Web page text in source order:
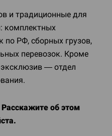
и традиционные для
комплектных
по РФ, сборных грузов,
перевозок. Кроме
эксклюзив — отдел
об этом